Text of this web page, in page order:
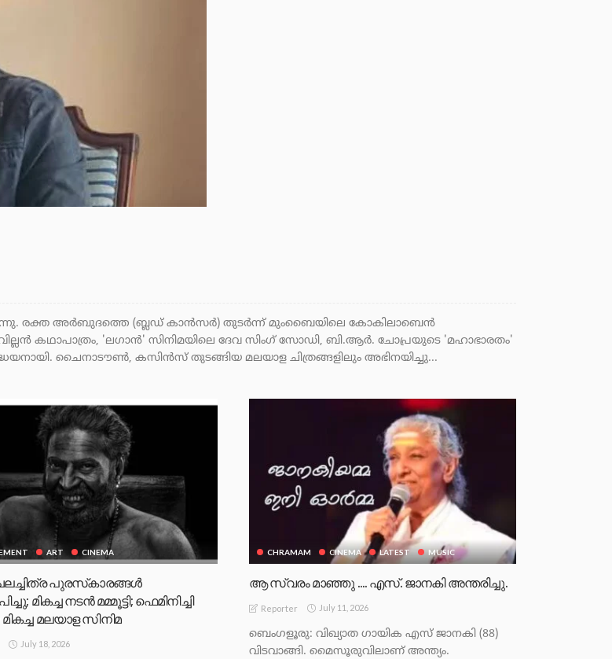
രക്ത അർബുദത്തെ (ബ്ലഡ് കാൻസർ) തുടർന്ന് മുംബൈയിലെ കോകിലാബെൻ
കഥാപാത്രം, 'ലഗാൻ' സിനിമയിലെ ദേവ സിംഗ് സോഡി, ബി.ആർ. ചോപ്രയുടെ 'മഹാഭാരതം'
ചൈനാടൗൺ, കസിൻസ് തുടങ്ങിയ മലയാള ചിത്രങ്ങളിലും അഭിനയിച്ചു...
ART CINEMA
പുരസ്‌കാരങ്ങള്‍
മികച്ച നടന്‍ മമ്മൂട്ടി; ഫെമിനിച്ചി
മലയാള സിനിമ
July 18, 2026
CHRAMAM CINEMA LATEST MUSIC
ആ സ്വരം മാഞ്ഞു …. എസ്. ജാനകി അന്തരിച്ചു.
Reporter July 11, 2026
ബെംഗളൂരു: വിഖ്യാത ഗായിക എസ് ജാനകി (88)
വിടവാങ്ങി. മൈസൂരുവിലാണ് അന്ത്യം.